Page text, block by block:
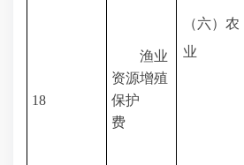
（六）农
业
18
渔业
资源增殖
保护
费